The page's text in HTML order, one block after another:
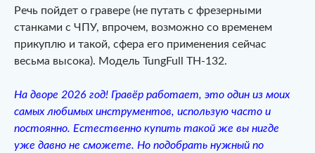
Речь пойдет о гравере (не путать с фрезерными
станками с ЧПУ, впрочем, возможно со временем
прикуплю и такой, сфера его применения сейчас
весьма высока). Модель TungFull TH-132.
На дворе 2026 год! Гравёр работает, это один из моих
самых любимых инструментов, использую часто и
постоянно. Естественно купить такой же вы нигде
уже давно не сможете. Но подобрать нужный по